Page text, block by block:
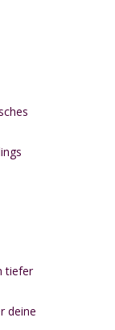
tiefer
deine